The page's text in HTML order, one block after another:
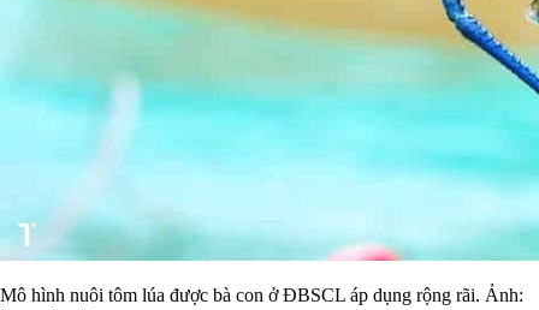
Mô hình nuôi tôm lúa được bà con ở ĐBSCL áp dụng rộng rãi. Ảnh: